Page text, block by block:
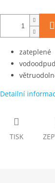
zateplené
Detailní
TISK